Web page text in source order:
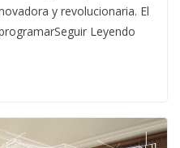
y revolucionaria. El
Leyendo